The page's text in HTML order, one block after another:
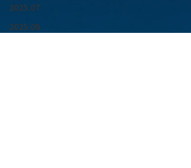
2025.07
2025.06